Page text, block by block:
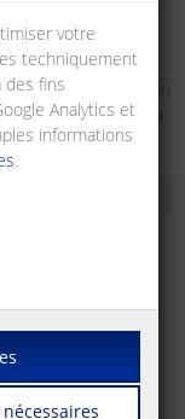
dans la
Vous profitez
du circuit imprimé
de l’installation
RJ45, RJ12, USB ou
votre
techniquement
des fins
Analytics et
informations
.